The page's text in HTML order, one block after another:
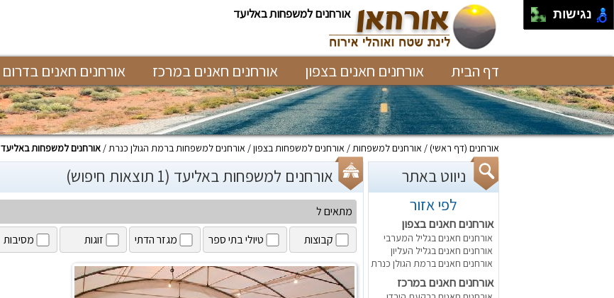
אורחנים למשפחות באליעד
דף הבית אורחנים חאנים בצפון אורחנים חאנים במרכז אורחנים חאנים בדרום
אורחנים (דף ראשי) אורחנים למשפחות אורחנים למשפחות בצפון אורחנים למשפחות ברמת הגולן כנרת אורחנים למשפחות באליעד
ניווט באתר
לפי אזור
אורחנים חאנים בצפון
אורחנים חאנים בגליל המערבי
אורחנים חאנים בגליל העליון
אורחנים חאנים ברמת הגולן כנרת
אורחנים חאנים במרכז
אורחנים למשפחות באליעד (1 תוצאות חיפוש)
מתאים ל
קבוצות
טיולי בתי ספר מגזר הדתי זוגות מסיבות
נגישות